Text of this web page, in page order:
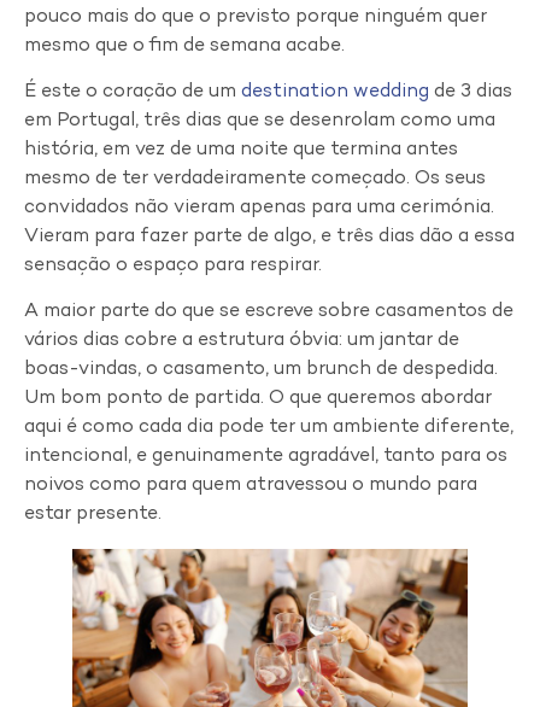
pouco mais do que o previsto porque ninguém quer
mesmo que o fim de semana acabe.
É este o coração de um destination wedding de 3 dias
em Portugal, três dias que se desenrolam como uma
história, em vez de uma noite que termina antes
mesmo de ter verdadeiramente começado. Os seus
convidados não vieram apenas para uma cerimónia.
Vieram para fazer parte de algo, e três dias dão a essa
sensação o espaço para respirar.
A maior parte do que se escreve sobre casamentos de
vários dias cobre a estrutura óbvia: um jantar de
boas-vindas, o casamento, um brunch de despedida.
Um bom ponto de partida. O que queremos abordar
aqui é como cada dia pode ter um ambiente diferente,
intencional, e genuinamente agradável, tanto para os
noivos como para quem atravessou o mundo para
estar presente.